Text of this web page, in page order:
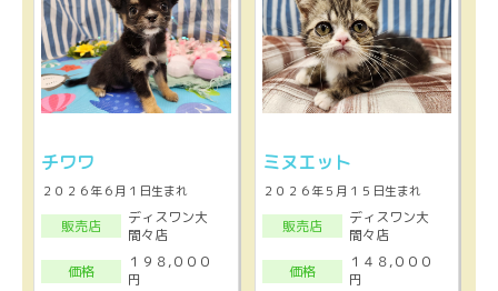
チワワ
２０２６年６月１日生まれ
販売店
ディスワン大
間々店
価格
１９８,０００
円
ミヌエット
２０２６年５月１５日生まれ
販売店
ディスワン大
間々店
価格
１４８,０００
円